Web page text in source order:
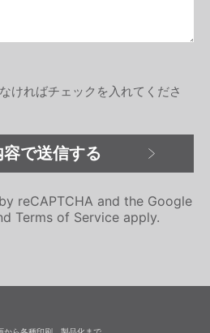
ければチェックを入れてくださ
reCAPTCHA and the Google
Terms of Serviceapply.